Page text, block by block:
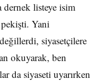
dernek listeye isim
Yani
siyasetçilere
okuyarak, ben
da siyaseti uyarırken